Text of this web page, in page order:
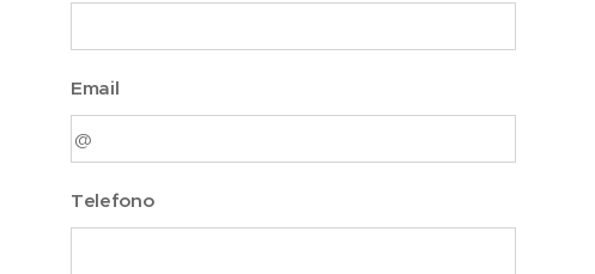
Email
Telefono